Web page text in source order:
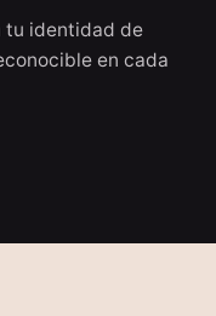
tu identidad de
en cada